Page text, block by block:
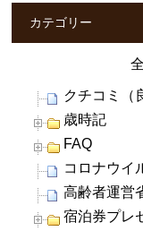
カテゴリー
クチコミ（
歳時記
FAQ
コロナウイ
高齢者運営
宿泊券プレ